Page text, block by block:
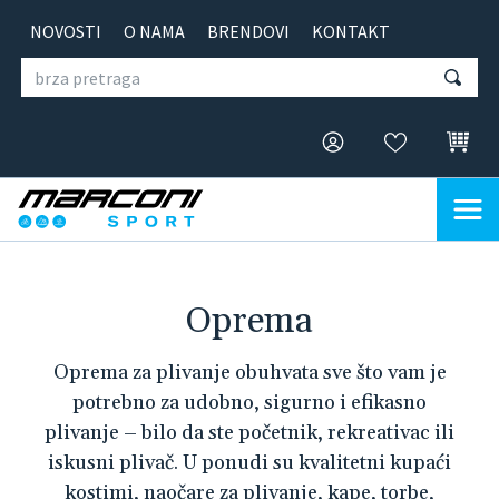
NOVOSTI O NAMA BRENDOVI KONTAKT
Oprema
Oprema za plivanje obuhvata sve što vam je
potrebno za udobno, sigurno i efikasno
plivanje – bilo da ste početnik, rekreativac ili
iskusni plivač. U ponudi su kvalitetni kupaći
kostimi, naočare za plivanje, kape, torbe,